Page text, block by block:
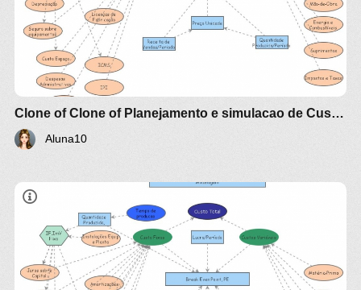
Clone of Clone of Planejamento e simulacao de Custo producao Industrial - Modelagem (aluno10)
Aluna10